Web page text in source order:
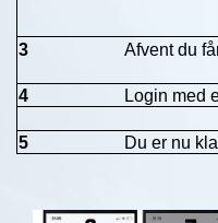
3 Afvent du
4 Login med
5 Du er nu